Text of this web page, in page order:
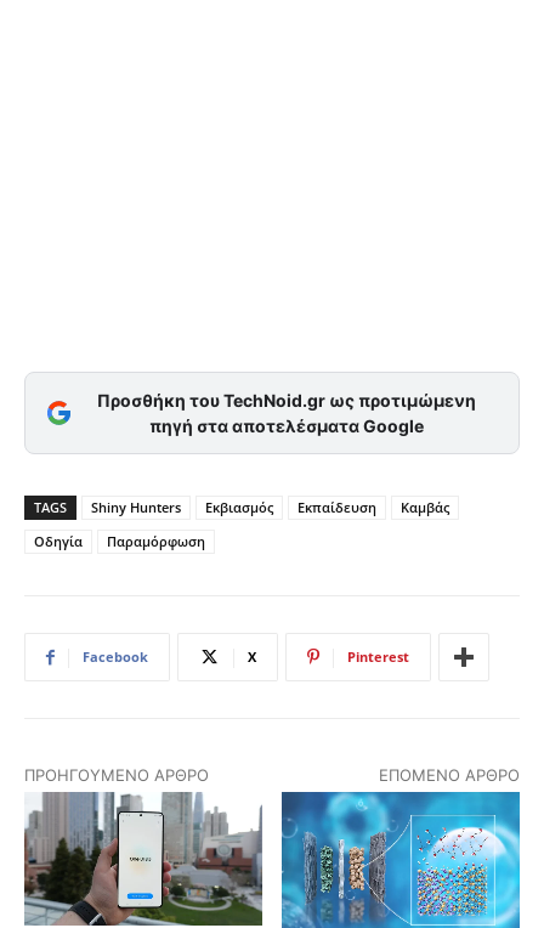
Προσθήκη του TechNoid.gr ως προτιμώμενη
πηγή στα αποτελέσματα Google
TAGS Shiny Hunters Εκβιασμός Εκπαίδευση
Καμβάς
Οδηγία
Παραμόρφωση
Facebook X Pinterest
ΠΡΟΗΓΟΎΜΕΝΟ ΆΡΘΡΟ ΕΠΌΜΕΝΟ ΆΡΘΡΟ